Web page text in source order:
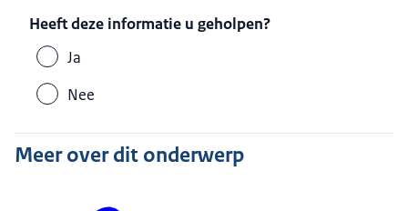
Heeft deze informatie u geholpen?
Ja
Nee
Meer over dit onderwerp